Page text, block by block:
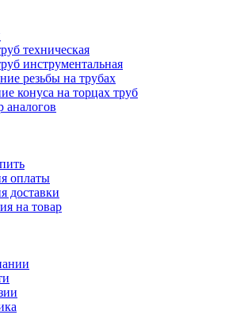
техническая
инструментальная
резьбы на трубах
конуса на торцах труб
аналогов
оплаты
доставки
на товар